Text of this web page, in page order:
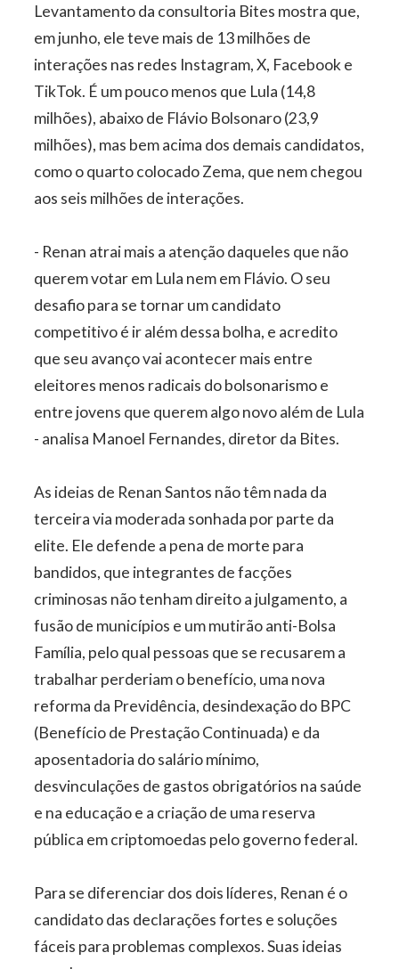
Levantamento da consultoria Bites mostra que,
em junho, ele teve mais de 13 milhões de
interações nas redes Instagram, X, Facebook e
TikTok. É um pouco menos que Lula (14,8
milhões), abaixo de Flávio Bolsonaro (23,9
milhões), mas bem acima dos demais candidatos,
como o quarto colocado Zema, que nem chegou
aos seis milhões de interações.
- Renan atrai mais a atenção daqueles que não
querem votar em Lula nem em Flávio. O seu
desafio para se tornar um candidato
competitivo é ir além dessa bolha, e acredito
que seu avanço vai acontecer mais entre
eleitores menos radicais do bolsonarismo e
entre jovens que querem algo novo além de Lula
- analisa Manoel Fernandes, diretor da Bites.
As ideias de Renan Santos não têm nada da
terceira via moderada sonhada por parte da
elite. Ele defende a pena de morte para
bandidos, que integrantes de facções
criminosas não tenham direito a julgamento, a
fusão de municípios e um mutirão anti-Bolsa
Família, pelo qual pessoas que se recusarem a
trabalhar perderiam o benefício, uma nova
reforma da Previdência, desindexação do BPC
(Benefício de Prestação Continuada) e da
aposentadoria do salário mínimo,
desvinculações de gastos obrigatórios na saúde
e na educação e a criação de uma reserva
pública em criptomoedas pelo governo federal.
Para se diferenciar dos dois líderes, Renan é o
candidato das declarações fortes e soluções
fáceis para problemas complexos. Suas ideias